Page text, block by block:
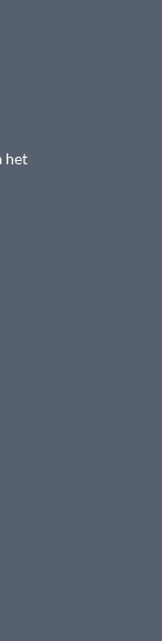
het